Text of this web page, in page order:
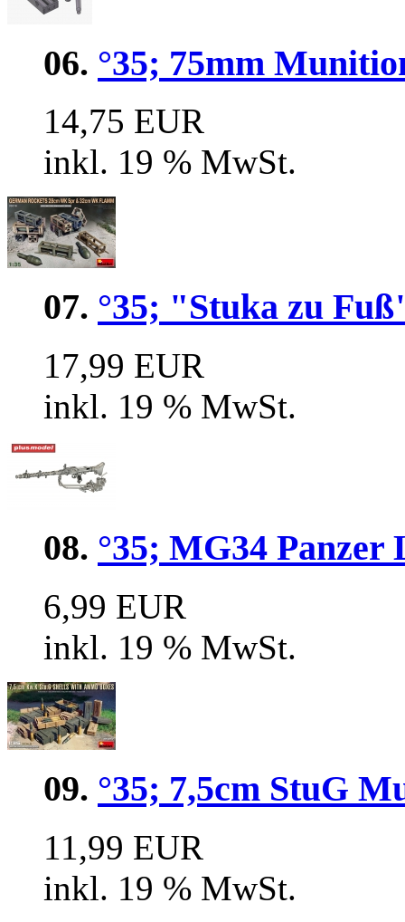
06. °35; 75mm
14,75 EUR
inkl. 19 % MwSt.
07. °35; "Stuka zu
17,99 EUR
inkl. 19 % MwSt.
08. °35; MG34 Panzer
6,99 EUR
inkl. 19 % MwSt.
09. °35; 7,5cm StuG
11,99 EUR
inkl. 19 % MwSt.